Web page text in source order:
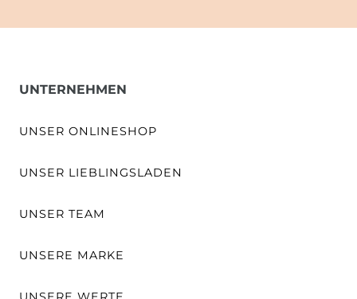
UNTERNEHMEN
UNSER ONLINESHOP
UNSER LIEBLINGSLADEN
UNSER TEAM
UNSERE MARKE